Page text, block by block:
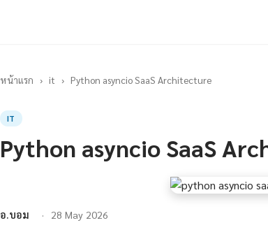
หน้าแรก › it › Python asyncio SaaS Architecture
IT
Python asyncio SaaS
อ.บอม 28 May 2026